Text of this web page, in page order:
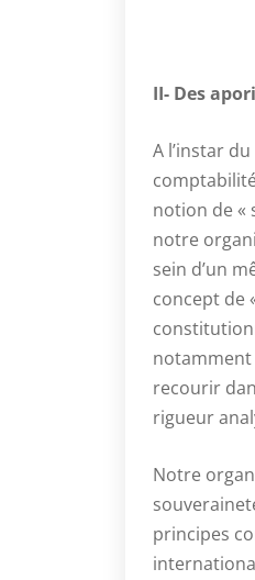
II- Des
A l’instar
notion de «
notre
sein d’un
concept de
notamment
recourir
rigueur
Notre
principes